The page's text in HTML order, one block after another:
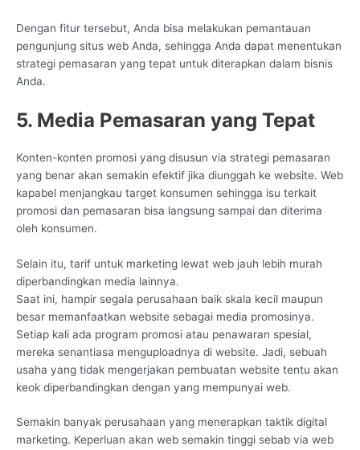
Dengan fitur tersebut, Anda bisa melakukan pemantauan
pengunjung situs web Anda, sehingga Anda dapat menentukan
strategi pemasaran yang tepat untuk diterapkan dalam bisnis
Anda.
5. Media Pemasaran yang Tepat
Konten-konten promosi yang disusun via strategi pemasaran
yang benar akan semakin efektif jika diunggah ke website. Web
kapabel menjangkau target konsumen sehingga isu terkait
promosi dan pemasaran bisa langsung sampai dan diterima
oleh konsumen.
Selain itu, tarif untuk marketing lewat web jauh lebih murah
diperbandingkan media lainnya.
Saat ini, hampir segala perusahaan baik skala kecil maupun
besar memanfaatkan website sebagai media promosinya.
Setiap kali ada program promosi atau penawaran spesial,
mereka senantiasa menguploadnya di website. Jadi, sebuah
usaha yang tidak mengerjakan pembuatan website tentu akan
keok diperbandingkan dengan yang mempunyai web.
Semakin banyak perusahaan yang menerapkan taktik digital
marketing. Keperluan akan web semakin tinggi sebab via web